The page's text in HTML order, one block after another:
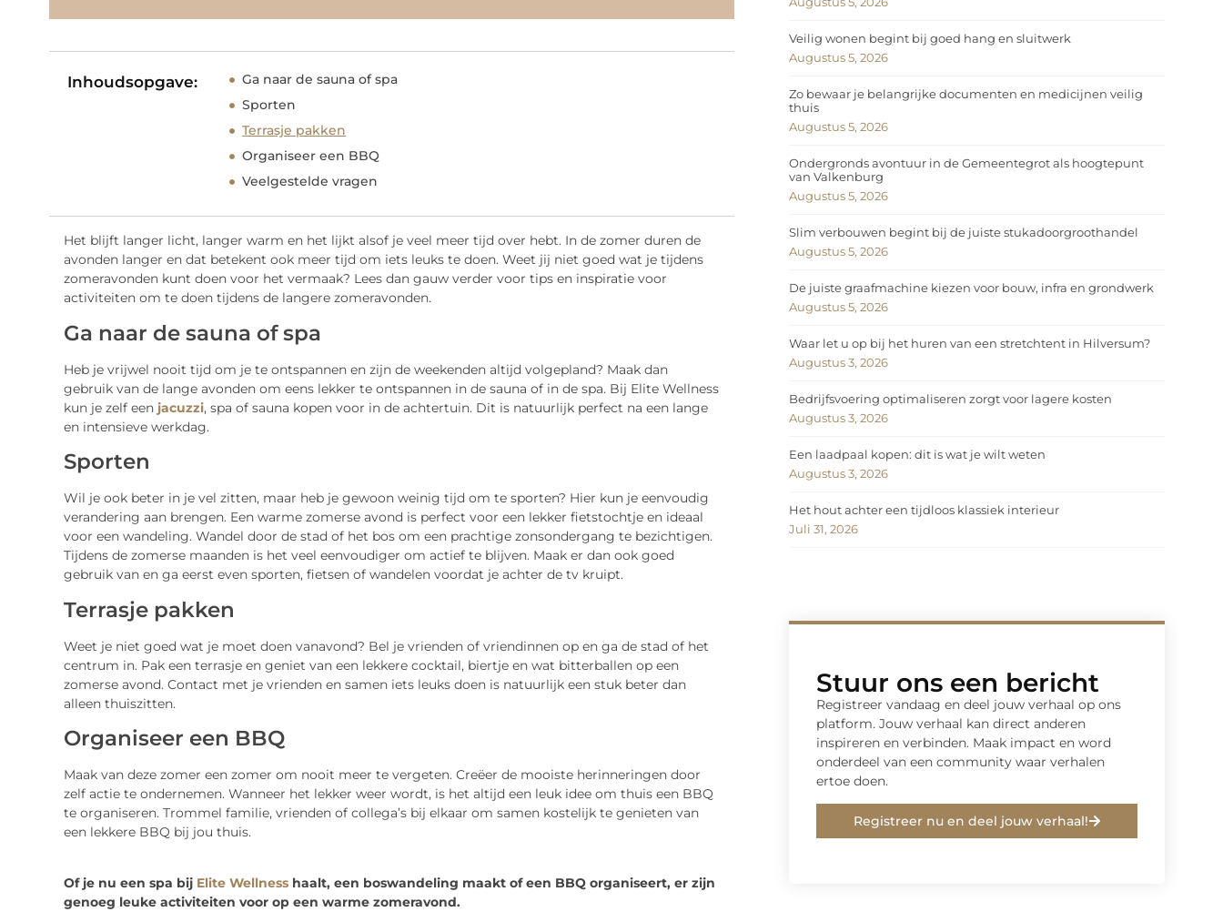
Inhoudsopgave:
Ga naar de sauna of spa
Sporten
Terrasje pakken
Organiseer een BBQ
Veelgestelde vragen
Het blijft langer licht, langer warm en het lijkt alsof je veel meer tijd over hebt. In de zomer duren de
avonden langer en dat betekent ook meer tijd om iets leuks te doen. Weet jij niet goed wat je tijdens
zomeravonden kunt doen voor het vermaak? Lees dan gauw verder voor tips en inspiratie voor
activiteiten om te doen tijdens de langere zomeravonden.
Ga naar de sauna of spa
Heb je vrijwel nooit tijd om je te ontspannen en zijn de weekenden altijd volgepland? Maak dan
gebruik van de lange avonden om eens lekker te ontspannen in de sauna of in de spa. Bij Elite Wellness
kun je zelf een jacuzzi, spa of sauna kopen voor in de achtertuin. Dit is natuurlijk perfect na een lange
en intensieve werkdag.
Sporten
Wil je ook beter in je vel zitten, maar heb je gewoon weinig tijd om te sporten? Hier kun je eenvoudig
verandering aan brengen. Een warme zomerse avond is perfect voor een lekker fietstochtje en ideaal
voor een wandeling. Wandel door de stad of het bos om een prachtige zonsondergang te bezichtigen.
Tijdens de zomerse maanden is het veel eenvoudiger om actief te blijven. Maak er dan ook goed
gebruik van en ga eerst even sporten, fietsen of wandelen voordat je achter de tv kruipt.
Terrasje pakken
Weet je niet goed wat je moet doen vanavond? Bel je vrienden of vriendinnen op en ga de stad of het
centrum in. Pak een terrasje en geniet van een lekkere cocktail, biertje en wat bitterballen op een
zomerse avond. Contact met je vrienden en samen iets leuks doen is natuurlijk een stuk beter dan
alleen thuiszitten.
Organiseer een BBQ
Maak van deze zomer een zomer om nooit meer te vergeten. Creëer de mooiste herinneringen door
zelf actie te ondernemen. Wanneer het lekker weer wordt, is het altijd een leuk idee om thuis een BBQ
te organiseren. Trommel familie, vrienden of collega’s bij elkaar om samen kostelijk te genieten van
een lekkere BBQ bij jou thuis.
Of je nu een spa bij Elite Wellnesshaalt, een boswandeling maakt of een BBQ organiseert, er zijn
genoeg leuke activiteiten voor op een warme zomeravond.
Veilig wonen begint bij goed hang en sluitwerk
Augustus 5, 2026
Zo bewaar je belangrijke documenten en medicijnen veilig
thuis
Augustus 5, 2026
Ondergronds avontuur in de Gemeentegrot als hoogtepunt
van Valkenburg
Augustus 5, 2026
Slim verbouwen begint bij de juiste stukadoorgroothandel
Augustus 5, 2026
De juiste graafmachine kiezen voor bouw, infra en grondwerk
Augustus 5, 2026
Waar let u op bij het huren van een stretchtent in Hilversum?
Augustus 3, 2026
Bedrijfsvoering optimaliseren zorgt voor lagere kosten
Augustus 3, 2026
Een laadpaal kopen: dit is wat je wilt weten
Augustus 3, 2026
Het hout achter een tijdloos klassiek interieur
Juli 31, 2026
Stuur ons een bericht
Registreer vandaag en deel jouw verhaal op ons
platform. Jouw verhaal kan direct anderen
inspireren en verbinden. Maak impact en word
onderdeel van een community waar verhalen
ertoe doen.
Registreer nu en deel jouw verhaal!